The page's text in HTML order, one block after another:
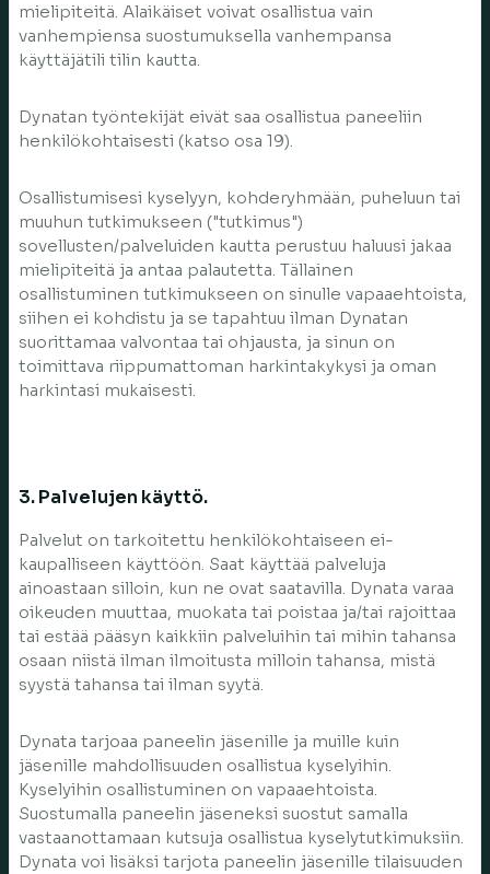
mielipiteitä. Alaikäiset voivat osallistua vain
vanhempiensa suostumuksella vanhempansa
käyttäjätili tilin kautta.
Dynatan työntekijät eivät saa osallistua paneeliin
henkilökohtaisesti (katso osa 19).
Osallistumisesi kyselyyn, kohderyhmään, puheluun tai
muuhun tutkimukseen ("tutkimus")
sovellusten/palveluiden kautta perustuu haluusi jakaa
mielipiteitä ja antaa palautetta. Tällainen
osallistuminen tutkimukseen on sinulle vapaaehtoista,
siihen ei kohdistu ja se tapahtuu ilman Dynatan
suorittamaa valvontaa tai ohjausta, ja sinun on
toimittava riippumattoman harkintakykysi ja oman
harkintasi mukaisesti.
3. Palvelujen käyttö.
Palvelut on tarkoitettu henkilökohtaiseen ei-
kaupalliseen käyttöön. Saat käyttää palveluja
ainoastaan silloin, kun ne ovat saatavilla. Dynata varaa
oikeuden muuttaa, muokata tai poistaa ja/tai rajoittaa
tai estää pääsyn kaikkiin palveluihin tai mihin tahansa
osaan niistä ilman ilmoitusta milloin tahansa, mistä
syystä tahansa tai ilman syytä.
Dynata tarjoaa paneelin jäsenille ja muille kuin
jäsenille mahdollisuuden osallistua kyselyihin.
Kyselyihin osallistuminen on vapaaehtoista.
Suostumalla paneelin jäseneksi suostut samalla
vastaanottamaan kutsuja osallistua kyselytutkimuksiin.
Dynata voi lisäksi tarjota paneelin jäsenille tilaisuuden